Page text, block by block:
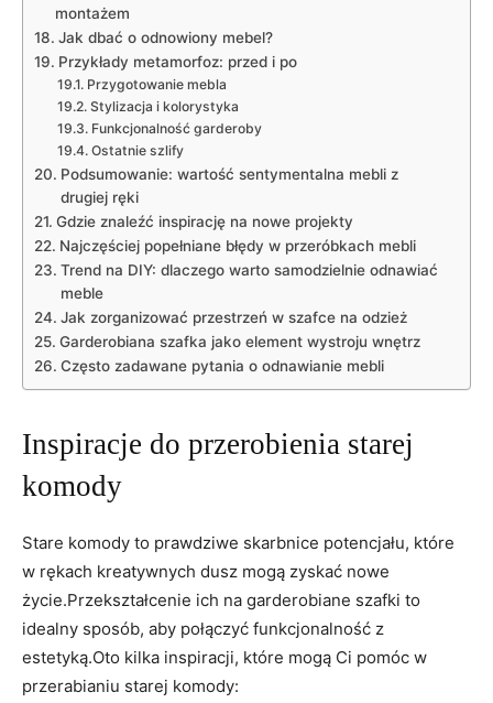
montażem
Jak dbać o odnowiony mebel?
Przykłady metamorfoz: przed i po
Przygotowanie mebla
Stylizacja i kolorystyka
Funkcjonalność garderoby
Ostatnie szlify
Podsumowanie: wartość sentymentalna mebli z
drugiej ręki
Gdzie znaleźć inspirację na nowe projekty
Najczęściej popełniane błędy w przeróbkach mebli
Trend na DIY: dlaczego warto samodzielnie odnawiać
meble
Jak zorganizować przestrzeń w szafce na odzież
Garderobiana szafka jako element wystroju wnętrz
Często zadawane pytania o odnawianie mebli
Inspiracje do przerobienia starej
komody
Stare komody to prawdziwe skarbnice potencjału, które
w rękach kreatywnych dusz mogą zyskać nowe
życie.Przekształcenie ich na garderobiane szafki to
idealny sposób, aby połączyć funkcjonalność z
estetyką.Oto kilka inspiracji, które mogą Ci pomóc w
przerabianiu starej komody: